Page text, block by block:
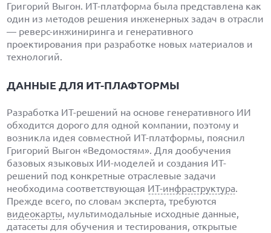
Григорий Выгон. ИТ-платформа была представлена как
один из методов решения инженерных задач в отрасли
— реверс-инжиниринга и генеративного
проектирования при разработке новых материалов и
технологий.
ДАННЫЕ ДЛЯ ИТ-ПЛАФТОРМЫ
Разработка ИТ-решений на основе генеративного ИИ
обходится дорого для одной компании, поэтому и
возникла идея совместной ИТ-платформы, пояснил
Григорий Выгон «Ведомостям». Для дообучения
базовых языковых ИИ-моделей и создания ИТ-
решений под конкретные отраслевые задачи
необходима соответствующая ИТ-инфраструктура.
Прежде всего, по словам эксперта, требуются
видеокарты, мультимодальные исходные данные,
датасеты для обучения и тестирования, открытые